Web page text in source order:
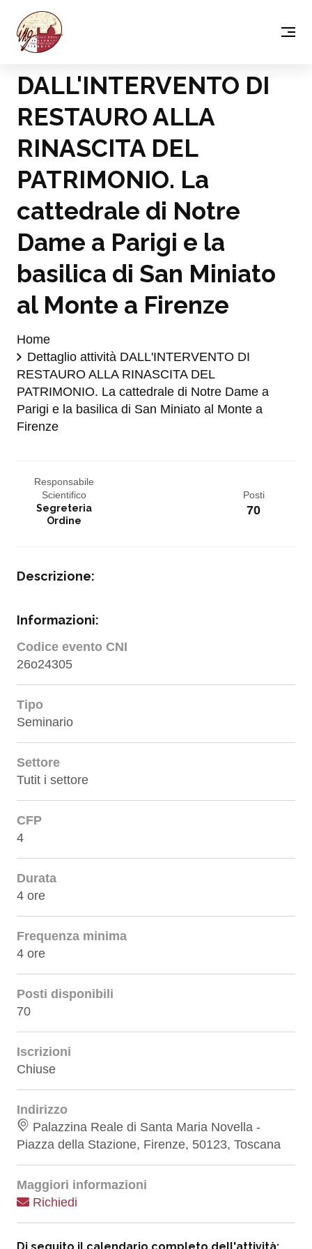
DALL'INTERVENTO DI
RESTAURO ALLA
RINASCITA DEL
PATRIMONIO. La
cattedrale di Notre
Dame a Parigi e la
basilica di San Miniato
al Monte a Firenze
Home
Dettaglio attività DALL'INTERVENTO DI
RESTAURO ALLA RINASCITA DEL
PATRIMONIO. La cattedrale di Notre Dame a
Parigi e la basilica di San Miniato al Monte a
Firenze
Responsabile
Scientifico
Segreteria
Ordine
Posti
70
Descrizione:
Informazioni:
Codice evento CNI
26o24305
Tipo
Seminario
Settore
Tutit i settore
CFP
4
Durata
4 ore
Frequenza minima
4 ore
Posti disponibili
70
Iscrizioni
Chiuse
Indirizzo
Palazzina Reale di Santa Maria Novella -
Piazza della Stazione, Firenze, 50123, Toscana
Maggiori informazioni
Richiedi